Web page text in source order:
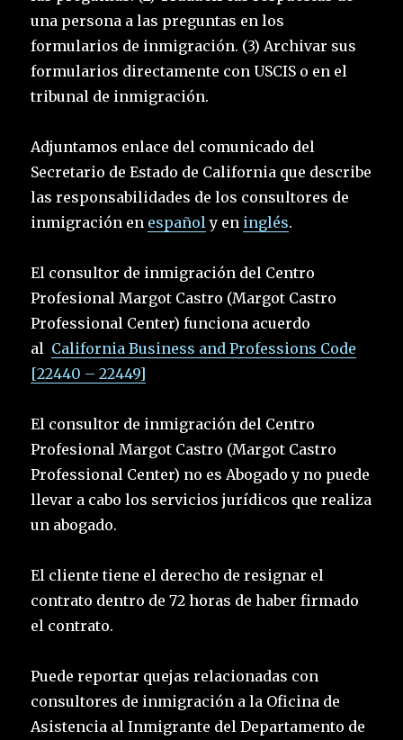
una persona a las preguntas en los
formularios de inmigración. (3) Archivar sus
formularios directamente con USCIS o en el
tribunal de inmigración.
Adjuntamos enlace del comunicado del
Secretario de Estado de California que describe
las responsabilidades de los consultores de
inmigración en españoly en inglés.
El consultor de inmigración del Centro
Profesional Margot Castro (Margot Castro
Professional Center) funciona acuerdo
al California Business and Professions Code
[22440 – 22449]
El consultor de inmigración del Centro
Profesional Margot Castro (Margot Castro
Professional Center) no es Abogado y no puede
llevar a cabo los servicios jurídicos que realiza
un abogado.
El cliente tiene el derecho de resignar el
contrato dentro de 72 horas de haber firmado
el contrato.
Puede reportar quejas relacionadas con
consultores de inmigración a la Oficina de
Asistencia al Inmigrante del Departamento de